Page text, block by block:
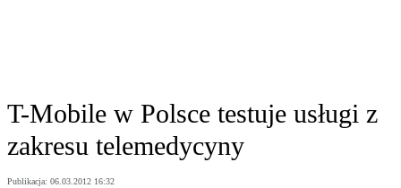
T-Mobile w Polsce testuje usługi z
zakresu telemedycyny
Publikacja: 06.03.2012 16:32